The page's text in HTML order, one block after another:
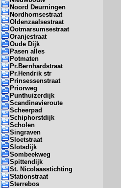
Noord Deurningen
Nordhornsestraat
Oldenzaalsestraat
Ootmarsumsestraat
Oranjestraat
Oude Dijk
Pasen alles
Potmaten
Pr.Bernhardstraat
Pr.Hendrik str
Prinsessenstraat
Priorweg
Punthuizerdijk
Scandinavieroute
Scheerpad
Schiphorstdijk
Scholen
Singraven
Sloetstraat
Slotsdijk
Sombeekweg
Spittendijk
St. Nicolaasstichting
Stationstraat
Sterrebos